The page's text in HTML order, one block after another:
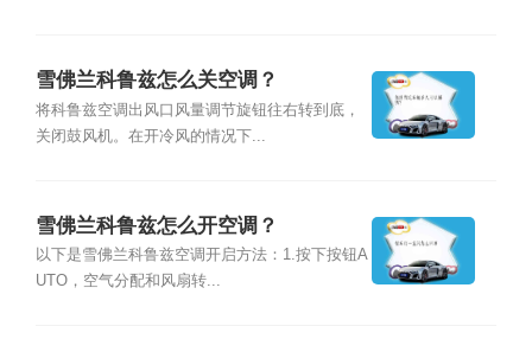
雪佛兰科鲁兹怎么关空调？
将科鲁兹空调出风口风量调节旋钮往右转到底，
关闭鼓风机。在开冷风的情况下...
雪佛兰科鲁兹怎么开空调？
以下是雪佛兰科鲁兹空调开启方法：1.按下按钮A
UTO，空气分配和风扇转...